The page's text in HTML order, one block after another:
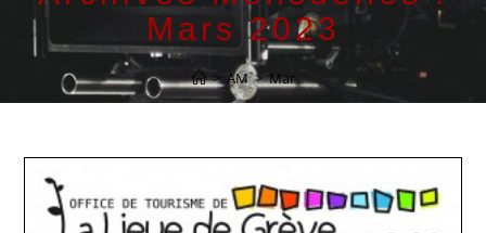
Mars 2023
> AM > Mar